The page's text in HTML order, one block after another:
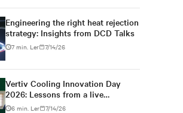
Engineering the right heat rejection
strategy: Insights from DCD Talks
7 min. Ler 7/14/26
Vertiv Cooling Innovation Day
2026: Lessons from a live
colocation deployment
6 min. Ler 7/14/26